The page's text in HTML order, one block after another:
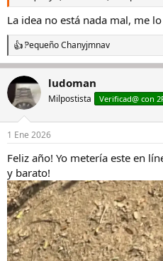
La idea no está nada mal, me
R
e
a
c
c
i
e
:
Pequeño Chanyjmnav
ludoman
Milpostista Verificad@ con
1 Ene 2026
Feliz año! Yo metería este en
y barato!